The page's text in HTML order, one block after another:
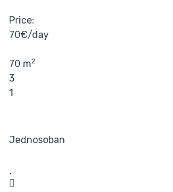
Price:
70€/day
70 m2
3
1
Jednosoban